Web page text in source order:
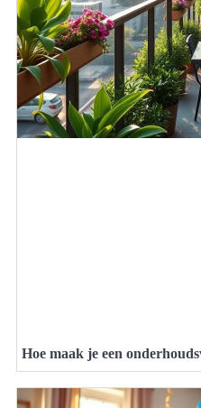
Hoe maak je een